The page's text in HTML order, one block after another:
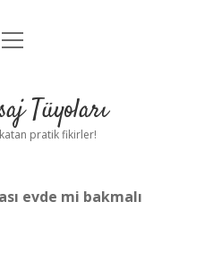
Uyarı
menüyü
Tüyoları
pratik fikirler!
evde mi bakmalı